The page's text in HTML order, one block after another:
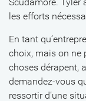
les efforts
En tant
choix, mais on ne
choses dérapent,
demandez-vous
ressortir d’une